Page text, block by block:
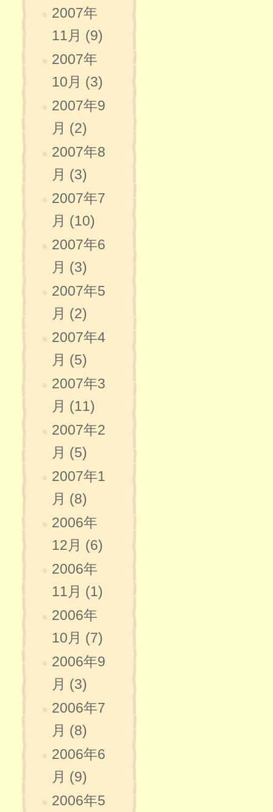
2007年
11月 (9)
2007年
10月 (3)
2007年9
月 (2)
2007年8
月 (3)
2007年7
月 (10)
2007年6
月 (3)
2007年5
月 (2)
2007年4
月 (5)
2007年3
月 (11)
2007年2
月 (5)
2007年1
月 (8)
2006年
12月 (6)
2006年
11月 (1)
2006年
10月 (7)
2006年9
月 (3)
2006年7
月 (8)
2006年6
月 (9)
2006年5